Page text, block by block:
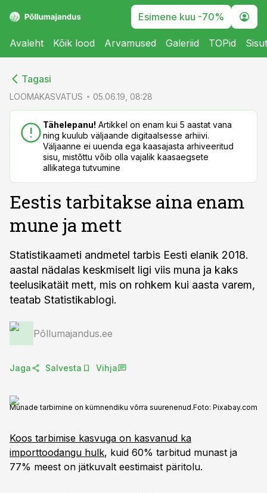
Esimene kuu -70%
Avaleht Kõik lood Arvamused Galeriid TOPid
Tagasi
LOOMAKASVATUS 05.06.19, 08:28
Tähelepanu! Artikkel on enam kui 5 aastat vana
ning kuulub väljaande digitaalsesse arhiivi.
Väljaanne ei uuenda ega kaasajasta arhiveeritud
sisu, mistõttu võib olla vajalik kaasaegsete
allikatega tutvumine
Eestis tarbitakse aina enam
mune ja mett
Statistikaameti andmetel tarbis Eesti elanik 2018.
aastal nädalas keskmiselt ligi viis muna ja kaks
teelusikatäit mett, mis on rohkem kui aasta varem,
teatab Statistikablogi.
Põllumajandus.ee
Jaga Salvesta Vihja
Munade tarbimine on kümnendiku võrra suurenenud.Foto: Pixabay.com
Koos tarbimise kasvuga on kasvanud ka
importtoodangu hulk, kuid 60% tarbitud munast ja
77% meest on jätkuvalt eestimaist päritolu.